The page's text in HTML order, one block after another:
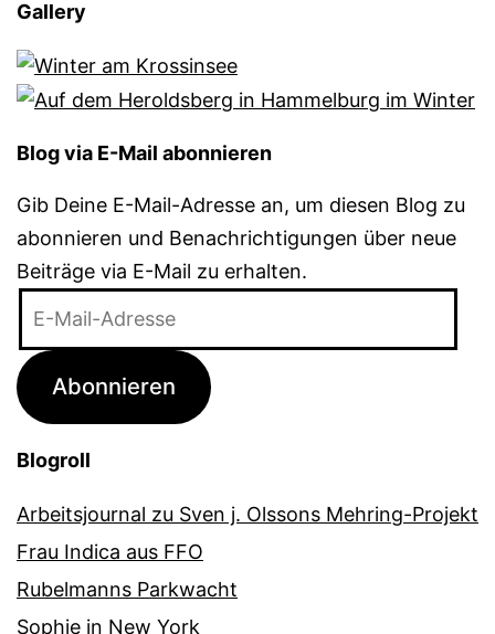
Gallery
Blog via E-Mail abonnieren
Gib Deine E-Mail-Adresse an, um diesen Blog zu
abonnieren und Benachrichtigungen über neue
Beiträge via E-Mail zu erhalten.
Adresse
Abonnieren
Blogroll
Arbeitsjournal zu Sven j. Olssons Mehring-Projekt
Frau Indica aus FFO
Rubelmanns Parkwacht
Sophie in New York